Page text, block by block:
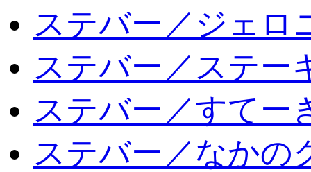
ステバー／ジェロ
ステバー／ステー
ステバー／すてー
ステバー／なかの